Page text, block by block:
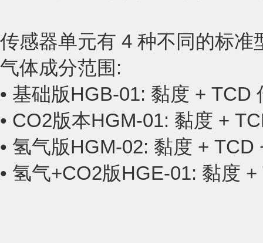
传感器单元有 4 种不同的标
气体成分范围:
• 基础版HGB-01: 黏度 + TCD
• CO2版本HGM-01: 黏度 +
• 氢气版HGM-02: 黏度 + TCD
• 氢气+CO2版HGE-01: 黏度